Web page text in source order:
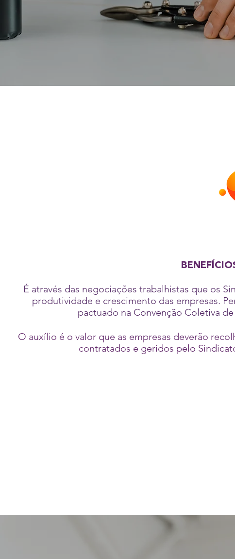
É através das negociações trabalhistas que os
produtividade e crescimento das empresas.
pactuado na Convenção Coletiva
O auxílio é o valor que as empresas deverão
contratados e geridos pelo